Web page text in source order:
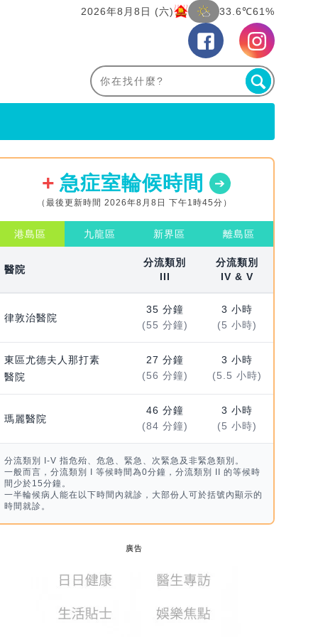
2026年8月8日 (六) 33.6℃61%
急症室輪候時間
（最後更新時間 2026年8月8日 下午1時45分）
港島區 九龍區 新界區 離島區
醫院
分流類別
III
分流類別
IV & V
律敦治醫院
35 分鐘
(55 分鐘)
3 小時
(5 小時)
東區尤德夫人那打素
醫院
27 分鐘
(56 分鐘)
3 小時
(5.5 小時)
瑪麗醫院
46 分鐘
(84 分鐘)
3 小時
(5 小時)
分流類別 I-V 指危殆、危急、緊急、次緊急及非緊急類別。
一般而言，分流類別 I 等候時間為0分鐘，分流類別 II 的等候時
間少於15分鐘。
一半輪候病人能在以下時間內就診，大部份人可於括號內顯示的
時間就診。
廣告